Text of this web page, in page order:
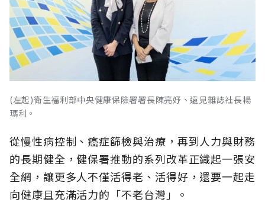
(左起)衛生福利部中央健康保險署署長陳亮妤、遠見雜誌社長楊
瑪利。
從慢性病控制、癌症篩檢與治療，再到人力與財務
的長期健全，健保署推動的系列改革正織起一張安
全網，讓更多人不僅活得老、活得好，還要一起走
向健康且充滿活力的「不老台灣」。